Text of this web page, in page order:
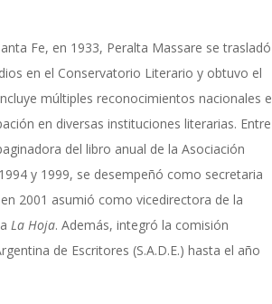
Fe, en 1933, Peralta Massare se trasladó
en el Conservatorio Literario y obtuvo el
múltiples reconocimientos nacionales e
en diversas instituciones literarias. Entre
del libro anual de la Asociación
y 1999, se desempeñó como secretaria
2001 asumió como vicedirectora de la
La Hoja. Además, integró la comisión
de Escritores (S.A.D.E.) hasta el año